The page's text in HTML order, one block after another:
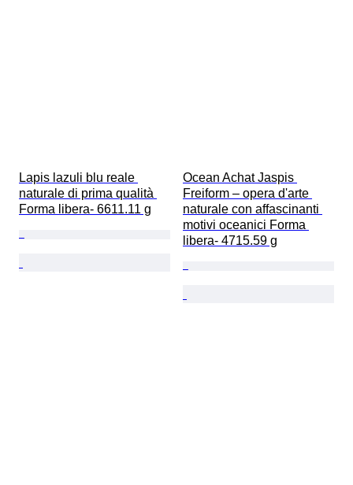
Lapis lazuli blu reale
naturale di prima qualità
Forma libera- 6611.11 g
Ocean Achat Jaspis
Freiform – opera d'arte
naturale con affascinanti
motivi oceanici Forma
libera- 4715.59 g